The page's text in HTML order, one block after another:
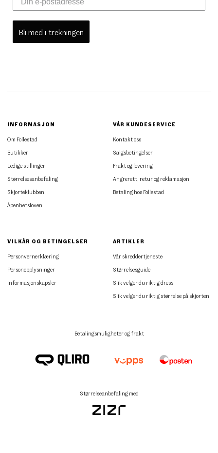
Bli med i trekningen
INFORMASJON
Om Follestad
Butikker
Ledige stillinger
Størrelsesanbefaling
Skjorteklubben
Åpenhetsloven
VÅR KUNDESERVICE
Kontakt oss
Salgsbetingelser
Frakt og levering
Angrerett, retur og reklamasjon
Betaling hos Follestad
VILKÅR OG BETINGELSER
Personvernerklæring
Personopplysninger
Informasjonskapsler
ARTIKLER
Vår skreddertjeneste
Størrelsesguide
Slik velger du riktig dress
Slik velger du riktig størrelse på skjorten
Betalingsmuligheter og frakt
Størrelseanbefaling med